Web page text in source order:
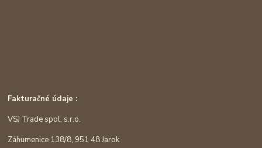
Fakturačné údaje :
VSJ Trade spol. s.r.o.
Záhumenice 138/8, 951 48 Jarok